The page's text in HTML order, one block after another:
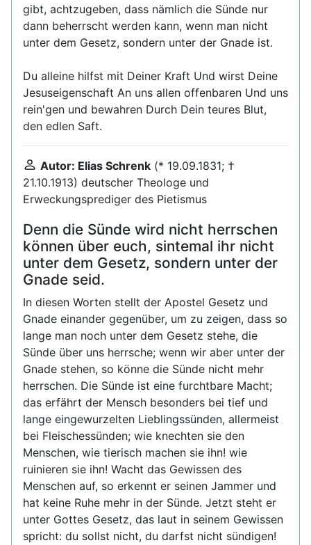
gibt, achtzugeben, dass nämlich die Sünde nur
dann beherrscht werden kann, wenn man nicht
unter dem Gesetz, sondern unter der Gnade ist.
Du alleine hilfst mit Deiner Kraft Und wirst Deine
Jesuseigenschaft An uns allen offenbaren Und uns
rein'gen und bewahren Durch Dein teures Blut,
den edlen Saft.
Autor: Elias Schrenk (* 19.09.1831; †
21.10.1913) deutscher Theologe und
Erweckungsprediger des Pietismus
Denn die Sünde wird nicht herrschen
können über euch, sintemal ihr nicht
unter dem Gesetz, sondern unter der
Gnade seid.
In diesen Worten stellt der Apostel Gesetz und
Gnade einander gegenüber, um zu zeigen, dass so
lange man noch unter dem Gesetz stehe, die
Sünde über uns herrsche; wenn wir aber unter der
Gnade stehen, so könne die Sünde nicht mehr
herrschen. Die Sünde ist eine furchtbare Macht;
das erfährt der Mensch besonders bei tief und
lange eingewurzelten Lieblingssünden, allermeist
bei Fleischessünden; wie knechten sie den
Menschen, wie tierisch machen sie ihn! wie
ruinieren sie ihn! Wacht das Gewissen des
Menschen auf, so erkennt er seinen Jammer und
hat keine Ruhe mehr in der Sünde. Jetzt steht er
unter Gottes Gesetz, das laut in seinem Gewissen
spricht: du sollst nicht, du darfst nicht sündigen!